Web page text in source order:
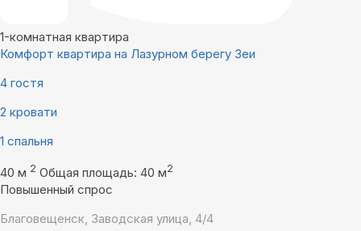
1-комнатная квартира
Комфорт квартира на Лазурном берегу Зеи
4 гостя
2 кровати
1 спальня
40 м 2 Общая площадь: 40 м2
Повышенный спрос
Благовещенск, Заводская улица, 4/4